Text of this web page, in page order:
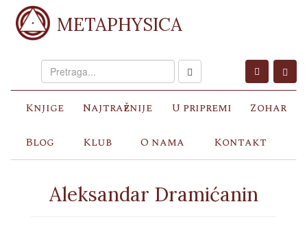
METAPHYSICA
Knjige Najtraženije U pripremi Zohar
Blog Klub O nama Kontakt
Aleksandar Dramićanin